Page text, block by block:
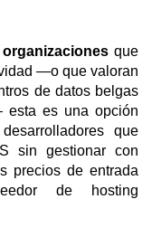
que
—o que valoran
de datos belgas
esta es una opción
que
sin gestionar con
precios de entrada
de hosting